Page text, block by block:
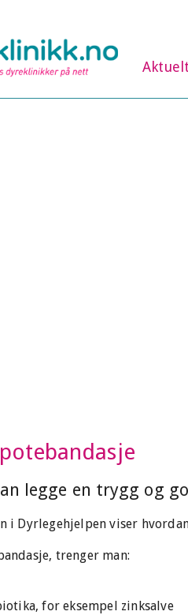
Aktuelt
legge en trygg og
i Dyrlegehjelpen viser
trenger man:
for eksempel zinksalve